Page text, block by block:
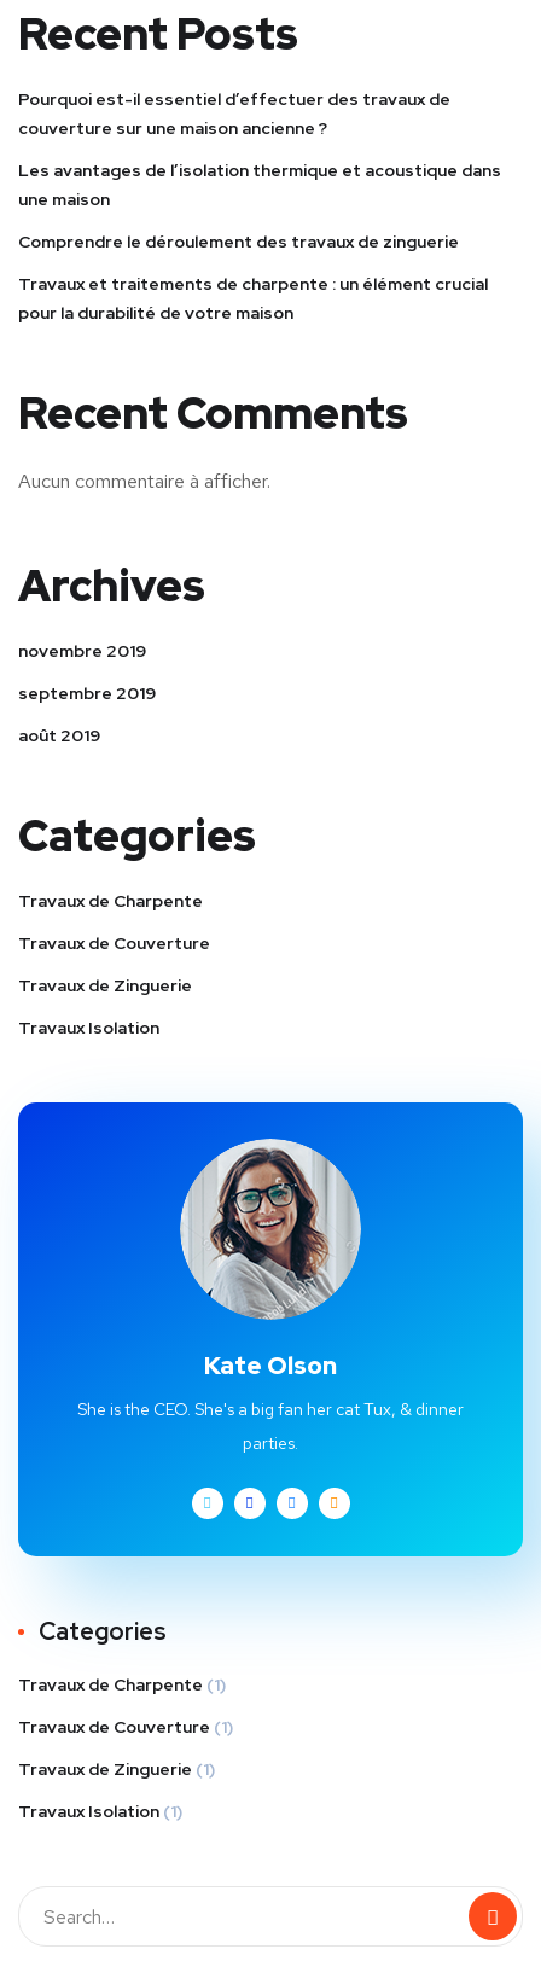
Recent Posts
Pourquoi est-il essentiel d’effectuer des travaux de
couverture sur une maison ancienne ?
Les avantages de l’isolation thermique et acoustique dans
une maison
Comprendre le déroulement des travaux de zinguerie
Travaux et traitements de charpente : un élément crucial
pour la durabilité de votre maison
Recent Comments
Aucun commentaire à afficher.
Archives
novembre 2019
septembre 2019
août 2019
Categories
Travaux de Charpente
Travaux de Couverture
Travaux de Zinguerie
Travaux Isolation
Kate Olson
She is the CEO. She's a big fan her cat Tux, & dinner
parties.
Categories
Travaux de Charpente (1)
Travaux de Couverture (1)
Travaux de Zinguerie (1)
Travaux Isolation (1)